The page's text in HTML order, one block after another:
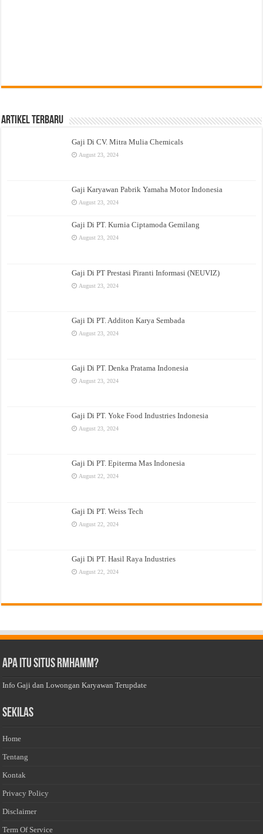
Artikel Terbaru
Gaji Di CV. Mitra Mulia Chemicals
August 23, 2024
Gaji Karyawan Pabrik Yamaha Motor Indonesia
August 23, 2024
Gaji Di PT. Kurnia Ciptamoda Gemilang
August 23, 2024
Gaji Di PT Prestasi Piranti Informasi (NEUVIZ)
August 23, 2024
Gaji Di PT. Additon Karya Sembada
August 23, 2024
Gaji Di PT. Denka Pratama Indonesia
August 23, 2024
Gaji Di PT. Yoke Food Industries Indonesia
August 23, 2024
Gaji Di PT. Epiterma Mas Indonesia
August 22, 2024
Gaji Di PT. Weiss Tech
August 22, 2024
Gaji Di PT. Hasil Raya Industries
August 22, 2024
Apa Itu Situs Rmhamm?
Info Gaji dan Lowongan Karyawan Terupdate
Sekilas
Home
Tentang
Kontak
Privacy Policy
Disclaimer
Term Of Service